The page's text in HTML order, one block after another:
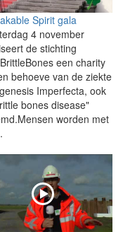
Spirit gala
4 november
de stichting
een charity
behoeve van de ziekte
Imperfecta, ook
bones disease"
worden met